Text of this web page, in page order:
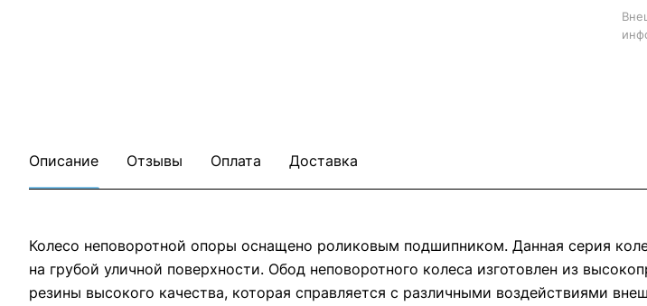
Описание Отзывы Оплата Доставка
Колесо неповоротной опоры оснащено роликовым подшипником. Данная серия
на грубой уличной поверхности. Обод неповоротного колеса изготовлен из
резины высокого качества, которая справляется с различными воздействиями